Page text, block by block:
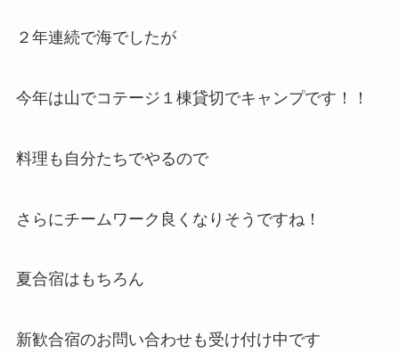
２年連続で海でしたが
今年は山でコテージ１棟貸切でキャンプです！！
料理も自分たちでやるので
さらにチームワーク良くなりそうですね！
夏合宿はもちろん
新歓合宿のお問い合わせも受け付け中です